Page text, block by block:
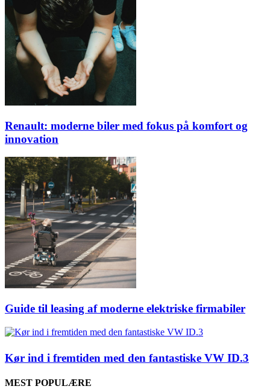
Renault: moderne biler med fokus på komfort og
innovation
Guide til leasing af moderne elektriske firmabiler
Kør ind i fremtiden med den fantastiske VW ID.3
MEST POPULÆRE